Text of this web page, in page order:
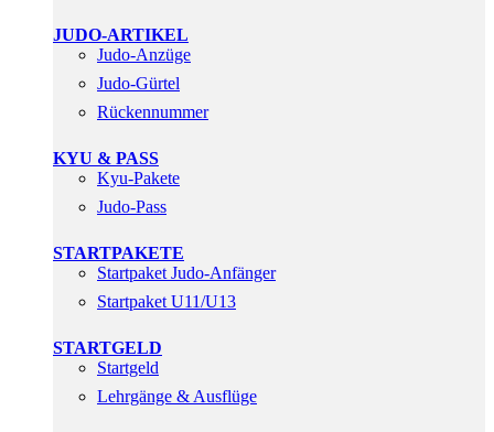
JUDO-ARTIKEL
Judo-Anzüge
Judo-Gürtel
Rückennummer
KYU & PASS
Kyu-Pakete
Judo-Pass
STARTPAKETE
Startpaket Judo-Anfänger
Startpaket U11/U13
STARTGELD
Startgeld
Lehrgänge & Ausflüge